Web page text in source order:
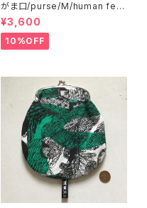
がま口/purse/M/human ferti
lizer
¥3,600
10%OFF